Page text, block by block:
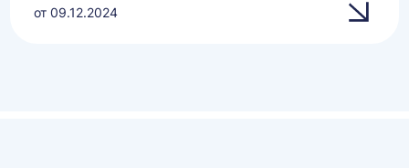
от 09.12.2024